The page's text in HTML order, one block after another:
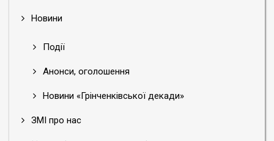
Новини
Події
Анонси, оголошення
Новини «Грінченківської декади»
ЗМІ про нас